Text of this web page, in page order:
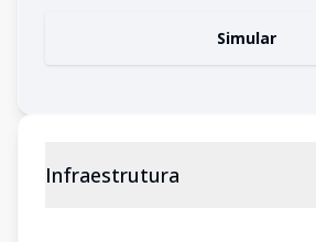
Simular
Infraestrutura